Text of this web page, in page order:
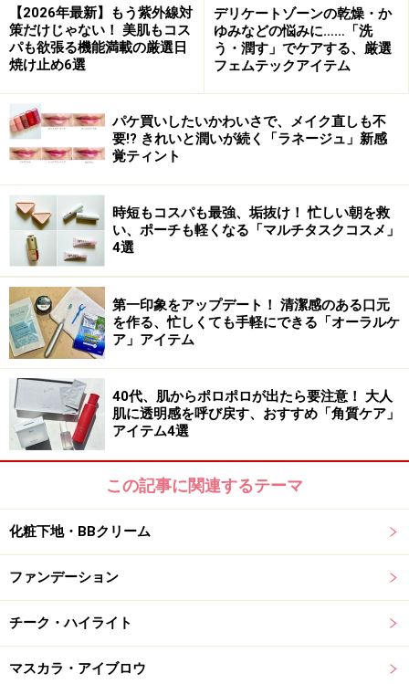
リップケア効果だけでなく発色も◎
もぎたてのフルーツのようなフレッシュな
リップを演出
クラランス カラー モイスチャー リップ
バーム 13g ￥3,150(税込)
ぷるんとしたリップの演出にかかせないグロスにリップ
ケア効果がプラスされたスグレもの。ポップな色味が多
いですが、つけてみると肌なじみもよくきれいに発色し
ます。また乾きにくくうるおい感が長時間持続するの
も心地よく、気持ちよく使える1本です。
【商品お問合せ先】
商品詳細はコチラ
【2026年最新】もう紫外線対
策だけじゃない！ 美肌もコス
パも欲張る機能満載の厳選日
焼け止め6選
デリケートゾーンの乾燥・か
ゆみなどの悩みに……「洗
う・潤す」でケアする、厳選
フェムテックアイテム
パケ買いしたいかわいさで、メイク直しも不
要!? きれいと潤いが続く「ラネージュ」新感
覚ティント
時短もコスパも最強、垢抜け！ 忙しい朝を救
い、ポーチも軽くなる「マルチタスクコスメ」
4選
第一印象をアップデート！ 清潔感のある口元
を作る、忙しくても手軽にできる「オーラルケ
ア」アイテム
40代、肌からポロポロが出たら要注意！ 大人
肌に透明感を呼び戻す、おすすめ「角質ケア」
アイテム4選
この記事に関連するテーマ
化粧下地・BBクリーム
ファンデーション
チーク・ハイライト
マスカラ・アイブロウ